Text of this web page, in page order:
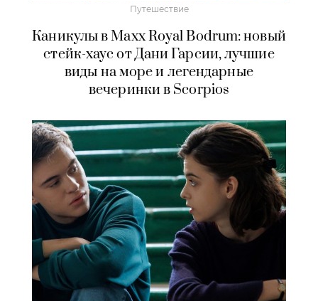
Путешествие
Каникулы в Maxx Royal Bodrum: новый
стейк-хаус от Дани Гарсии, лучшие
виды на море и легендарные
вечеринки в Scorpios